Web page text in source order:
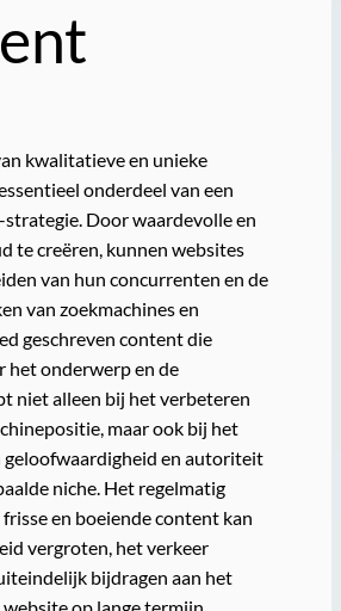
kwalitatieve en unieke
onderdeel van een
strategie. Door waardevolle en
te creëren, kunnen websites
van hun concurrenten en de
van zoekmachines en
geschreven content die
het onderwerp en de
niet alleen bij het verbeteren
maar ook bij het
geloofwaardigheid en autoriteit
niche. Het regelmatig
en boeiende content kan
vergroten, het verkeer
bijdragen aan het